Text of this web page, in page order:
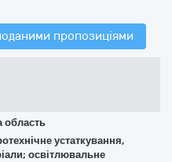
пропозиціями
область
устаткування,
освітлювальне